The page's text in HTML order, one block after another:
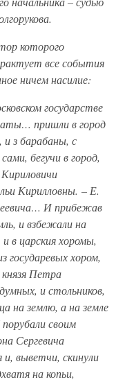
которого
все события
ничем насилие:
государстве
пришли в город
и з барабаны, с
бегучи в город,
Кирилловны. – Е.
И прибежав
и взбежали на
в царския хоромы,
государевых хором,
князя Петра
и стольников,
на землю, а на земле
своим
Сергевича
и, выветчи, скинули
на копьи,